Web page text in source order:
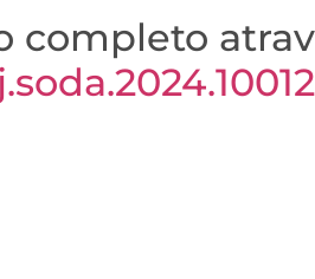
completo